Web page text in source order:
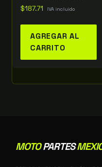
$187.71 IVA incluido
AGREGAR AL
CARRITO
MOTOPARTES